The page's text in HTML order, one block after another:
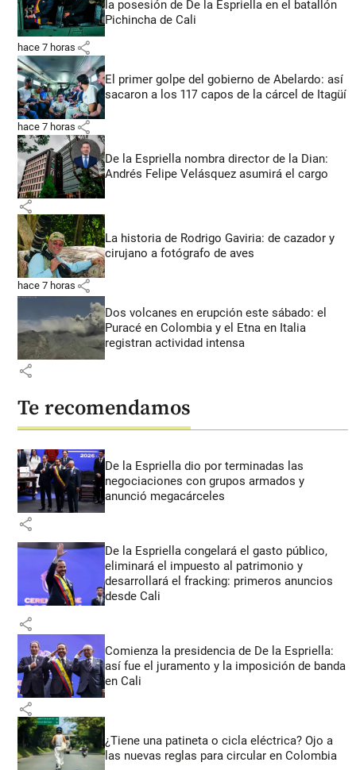
la posesión de De la Espriella en el batallón
Pichincha de Cali
hace 7 horas share
El primer golpe del gobierno de Abelardo: así
sacaron a los 117 capos de la cárcel de Itagüí
hace 7 horas share
De la Espriella nombra director de la Dian:
Andrés Felipe Velásquez asumirá el cargo
share
La historia de Rodrigo Gaviria: de cazador y
cirujano a fotógrafo de aves
hace 7 horas share
Dos volcanes en erupción este sábado: el
Puracé en Colombia y el Etna en Italia
registran actividad intensa
share
Te recomendamos
De la Espriella dio por terminadas las
negociaciones con grupos armados y
anunció megacárceles
share
De la Espriella congelará el gasto público,
eliminará el impuesto al patrimonio y
desarrollará el fracking: primeros anuncios
desde Cali
share
Comienza la presidencia de De la Espriella:
así fue el juramento y la imposición de banda
en Cali
share
¿Tiene una patineta o cicla eléctrica? Ojo a
las nuevas reglas para circular en Colombia